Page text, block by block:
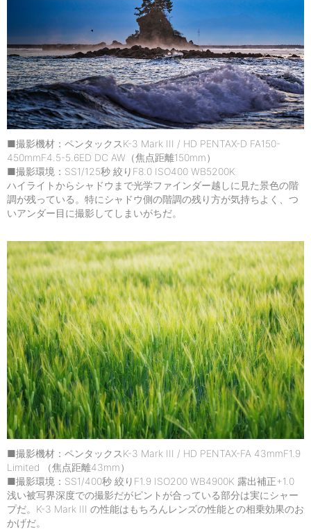
■撮影機材：ペンタックスK-3 Mark III / HD PENTAX-D FA150-
450mmF4.5-5.6ED DC AW（焦点距離150mm）
■撮影環境：SS1/125秒 絞りF8.0 ISO400 WB5200K
ハイライトからシャドウまで光学ファインダー越しに見た景色の階
調が残っている。特にシャドウ側の階調の残り方が気持ちよく、つ
いアンダー目に撮影してしまいがちだ。
■撮影機材：ペンタックスK-3 Mark III / HD PENTAX-FA 43mmF1.9
Limited （焦点距離43mm）
■撮影環境：SS1/400秒 絞りF1.9 ISO200 WB4900K 露出補正+1.0
浅い被写界深度での撮影だがピントが合っている部分は実にシャー
プだ。K-3 Mark III の性能はもちろんレンズの性能との相乗効果のお
かげだ。